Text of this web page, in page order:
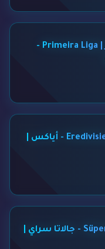
الدوري البرتغالي بث مباشر | Primeira Liga -
الدوري الهولندي بث مباشر | Eredivisie - أياكس |
الدوري التركي بث مباشر | Süper Lig - جالاتا سراي |